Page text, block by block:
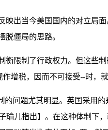
映出当今美国国内的对立局
脱僵局的思路。
限制了行政权力。但这些
增税，因而不可接受--时，
问题尤其明显。英国采用
瑜儿指出】。在这种体制